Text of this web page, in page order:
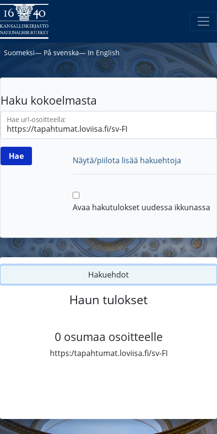
Suomeksi― På svenska― In English
Haku kokoelmasta
Hae url-osoitteella:
Näytä/piilota lisää hakuehtoja
Avaa hakutulokset uudessa ikkunassa
Hakuehdot
Haun tulokset
0 osumaa osoitteelle
https:/tapahtumat.loviisa.fi/sv-FI